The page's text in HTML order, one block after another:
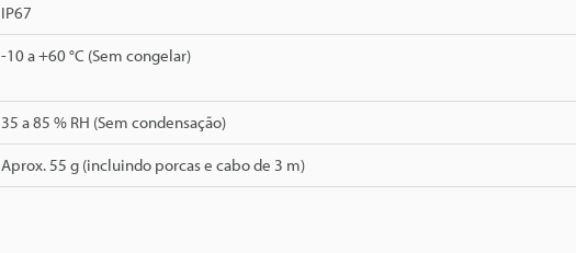
IP67
-10 a +60 °C (Sem congelar)
35 a 85 % RH (Sem condensação)
Aprox. 55 g (incluindo porcas e cabo de 3 m)